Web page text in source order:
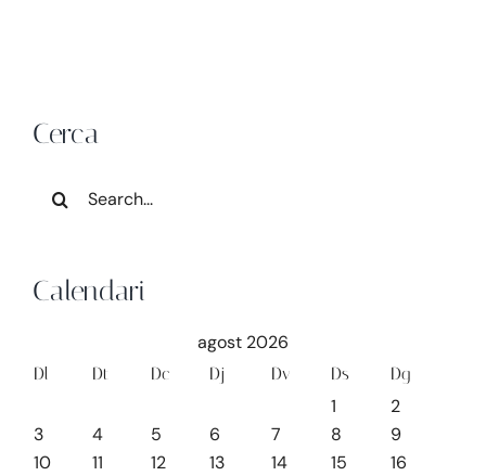
Cerca
for:
Calendari
agost 2026
Dl Dt Dc Dj Dv Ds Dg
1
2
3
4 5 6 7 8
9
10
11 12 13 14 15
16